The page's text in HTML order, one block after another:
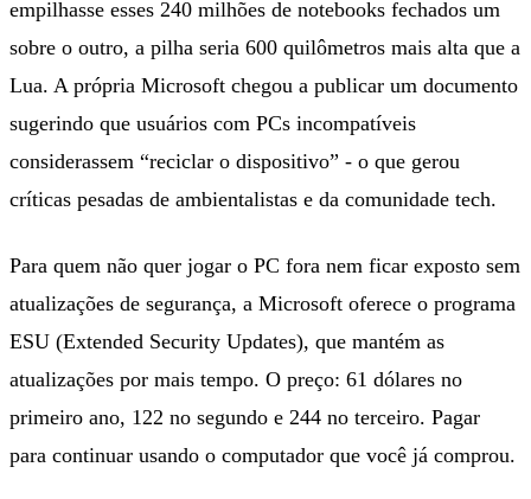
empilhasse esses 240 milhões de notebooks fechados um
sobre o outro, a pilha seria 600 quilômetros mais alta que a
Lua. A própria Microsoft chegou a publicar um documento
sugerindo que usuários com PCs incompatíveis
considerassem “reciclar o dispositivo” - o que gerou
críticas pesadas de ambientalistas e da comunidade tech.
Para quem não quer jogar o PC fora nem ficar exposto sem
atualizações de segurança, a Microsoft oferece o programa
ESU (Extended Security Updates), que mantém as
atualizações por mais tempo. O preço: 61 dólares no
primeiro ano, 122 no segundo e 244 no terceiro. Pagar
para continuar usando o computador que você já comprou.